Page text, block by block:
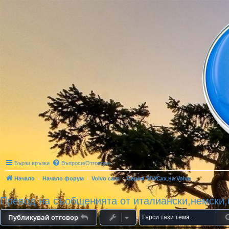
Бързи връзки Въпроси/Отговори
Начало Начало форум Volvo cars Серии S/V/Cxx на Volvo
Превод на съобщенията от
Публикувай отговор